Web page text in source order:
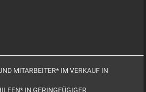
MITARBEITER* IM VERKAUF IN
IN GERINGFÜGIGER